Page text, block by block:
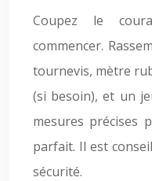
Coupez le
commencer.
tournevis, mètre
(si besoin), et un
mesures précises
parfait. Il est
sécurité.